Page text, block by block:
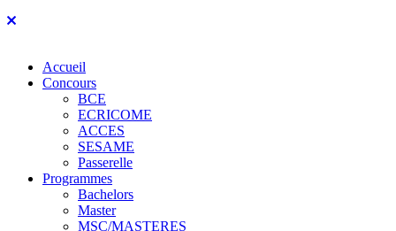
Accueil
Concours
BCE
ECRICOME
ACCES
SESAME
Passerelle
Programmes
Bachelors
Master
MSC/MASTERES